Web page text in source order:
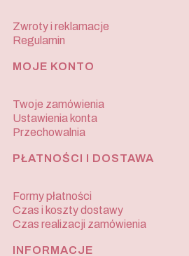
Zwroty i reklamacje
Regulamin
MOJE KONTO
Twoje zamówienia
Ustawienia konta
Przechowalnia
PŁATNOŚCI I DOSTAWA
Formy płatności
Czas i koszty dostawy
Czas realizacji zamówienia
INFORMACJE